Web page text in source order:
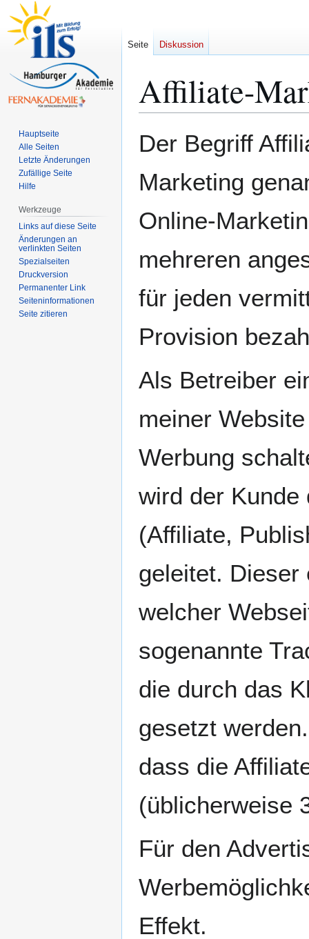
Affiliate-
Navigation
Suche
Der Begriff
Marketing
Online-
mehreren
für jeden
Provision
Als Betreiber
meiner
Werbung
wird der Kunde
(Affiliate,
geleitet. Dieser
welcher
sogenannte
die durch das
gesetzt
dass die
(üblicherweise
Für den
Effekt.
Seite Diskussion
Hauptseite
Alle Seiten
Letzte Änderungen
Zufällige Seite
Hilfe
Werkzeuge
Links auf diese Seite
Änderungen an
verlinkten Seiten
Spezialseiten
Druckversion
Permanenter Link
Seiten­­informationen
Seite zitieren